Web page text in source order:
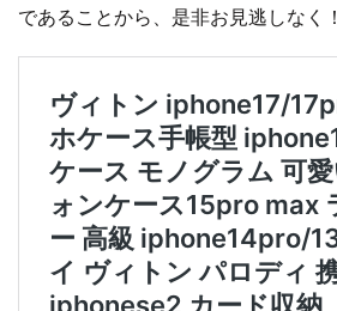
であることから、是非お見逃しなく！